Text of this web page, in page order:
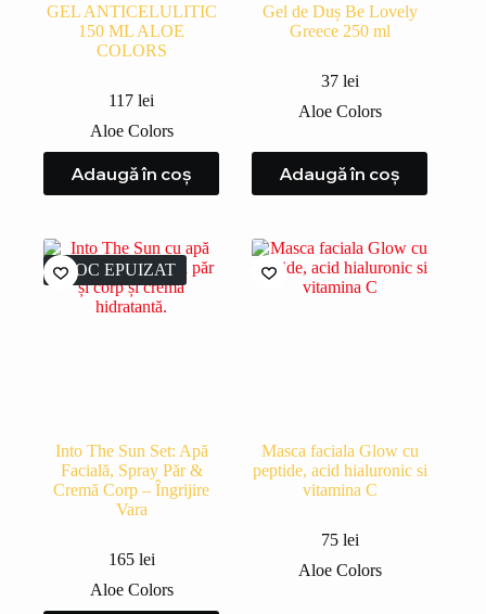
GEL ANTICELULITIC
150 ML ALOE
COLORS
117lei
Aloe Colors
Adaugă în coș
Gel de Duș Be Lovely
Greece 250 ml
37 lei
Aloe Colors
Adaugă în coș
STOC EPUIZAT
Into The Sun Set: Apă
Facială, Spray Păr &
Cremă Corp – Îngrijire
Vara
165 lei
Aloe Colors
Masca faciala Glow cu
peptide, acid hialuronic si
vitamina C
75 lei
Aloe Colors